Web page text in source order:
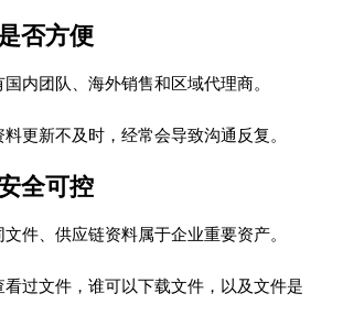
否方便
内团队、海外销售和区域代理商。
更新不及时，经常会导致沟通反复。
全可控
件、供应链资料属于企业重要资产。
过文件，谁可以下载文件，以及文件是